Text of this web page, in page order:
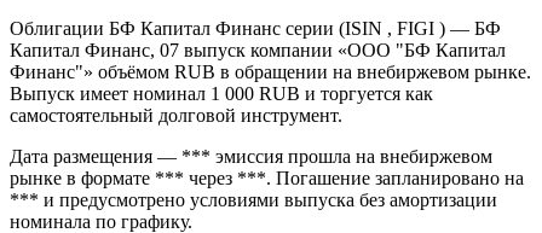
Облигации БФ Капитал Финанс серии (ISIN , FIGI ) — БФ
Капитал Финанс, 07 выпуск компании «ООО "БФ Капитал
Финанс"» объёмом RUB в обращении на внебиржевом рынке.
Выпуск имеет номинал 1 000 RUB и торгуется как
самостоятельный долговой инструмент.
Дата размещения — *** эмиссия прошла на внебиржевом
рынке в формате *** через ***. Погашение запланировано на
*** и предусмотрено условиями выпуска без амортизации
номинала по графику.